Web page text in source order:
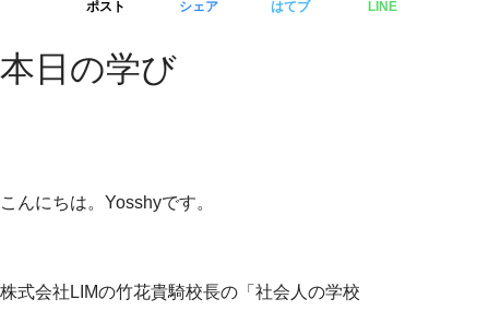
ポスト シェア はてブ LINE
本日の学び
こんにちは。Yosshyです。
株式会社LIMの竹花貴騎校長の「社会人の学校